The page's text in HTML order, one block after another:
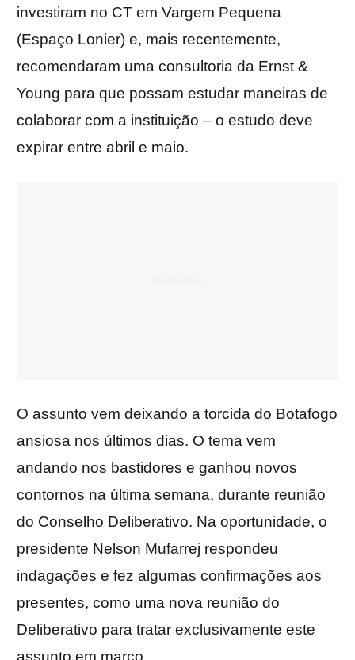
investiram no CT em Vargem Pequena
(Espaço Lonier) e, mais recentemente,
recomendaram uma consultoria da Ernst &
Young para que possam estudar maneiras de
colaborar com a instituição – o estudo deve
expirar entre abril e maio.
O assunto vem deixando a torcida do Botafogo
ansiosa nos últimos dias. O tema vem
andando nos bastidores e ganhou novos
contornos na última semana, durante reunião
do Conselho Deliberativo. Na oportunidade, o
presidente Nelson Mufarrej respondeu
indagações e fez algumas confirmações aos
presentes, como uma nova reunião do
Deliberativo para tratar exclusivamente este
assunto em março.